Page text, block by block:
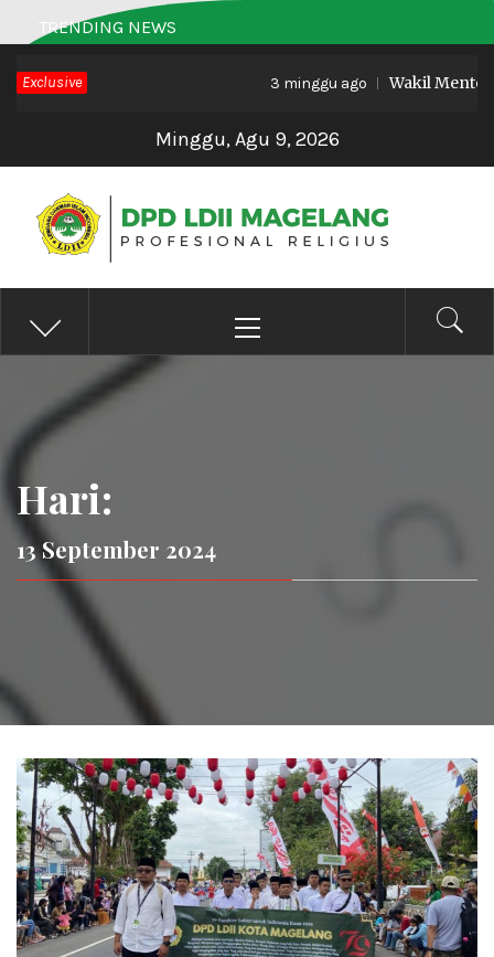
to
content
TRENDING NEWS
Exclusive 3 minggu ago Wakil Menteri
Minggu, Agu 9, 2026
DPD LDII MAGELANG
Profesional Religius
Menu
Hari:
13 September 2024